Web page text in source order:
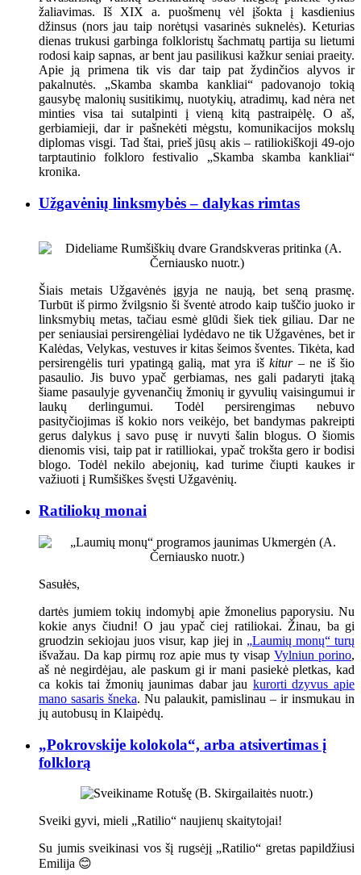
žaliavimas. Iš XIX a. puošmenų vėl įšokta į kasdienius
džinsus (nors jau taip norėtųsi vasarinės suknelės). Keturias
dienas trukusi garbinga folkloristų šachmatų partija su lietumi
rodosi kaip sapnas, ar bent jau pasilikusi kažkur seniai praeity.
Apie ją primena tik vis dar taip pat žydinčios alyvos ir
pakalnutės. „Skamba skamba kankliai“ padovanojo tokią
gausybę malonių susitikimų, nuotykių, atradimų, kad nėra net
minties visa tai sutalpinti į vieną kitą pastraipėlę. O aš,
gerbiamieji, dar ir pašnekėti mėgstu, komunikacijos mokslų
diplomas visgi. Tad štai, prieš jūsų akis – ratiliokiškoji 49-ojo
tarptautinio folkloro festivalio „Skamba skamba kankliai“
kronika.
Užgavėnių linksmybės – dalykas rimtas
Šiais metais Užgavėnės įgyja ne naują, bet seną prasmę.
Turbūt iš pirmo žvilgsnio ši šventė atrodo kaip tuščio juoko ir
linksmybių metas, tačiau esmė glūdi šiek tiek giliau. Dar ne
per seniausiai persirengėliai lydėdavo ne tik Užgavėnes, bet ir
Kalėdas, Velykas, vestuves ir kitas šeimos šventes. Tikėta, kad
persirengėlis turi ypatingą galią, mat yra iškitur– ne iš šio
pasaulio. Jis buvo ypač gerbiamas, nes gali padaryti įtaką
šiame pasaulyje gyvenančių žmonių ir gyvulių vaisingumui ir
laukų derlingumui. Todėl persirengimas nebuvo
pasityčiojimas iš kokio nors veikėjo, bet bandymas pakreipti
gerus dalykus į savo pusę ir nuvyti šalin blogus. O šiomis
dienomis visi, taip pat ir ratilliokai, ypač trokšta gero ir bodisi
blogo. Todėl nekilo abejonių, kad turime čiupti kaukes ir
važiuoti į Rumšiškes švęsti Užgavėnių.
Ratiliokų monai
Sasułės,
dartės jumiem tokių indomybį apie žmonelius paporysiu. Nu
kokie anys čiudni! O jau ypač ciej ratiliokai. Žinau, ba gi
gruodzin sekiojau juos visur, kap jiej in „Laumių monų“ turų
išvažau. Da kap pirmų roz apie mus ty visap Vylniun porino,
aš nė negirdėjau, ale paskum gi ir mani pasiekė pletkas, kad
ca kokis tai žmonių jaunimas dabar jau kurorti dzyvus apie
mano sasaris šneka. Nu palaukit, pamislinau – ir insmukau in
jų autobusų in Klaipėdų.
„Pokrovskije kolokola“, arba atsivertimas į
folklorą
Sveiki gyvi, mieli „Ratilio“ naujienų skaitytojai!
Su jumis sveikinasi vos šį rugsėjį „Ratilio“ gretas papildžiusi
Emilija 😊